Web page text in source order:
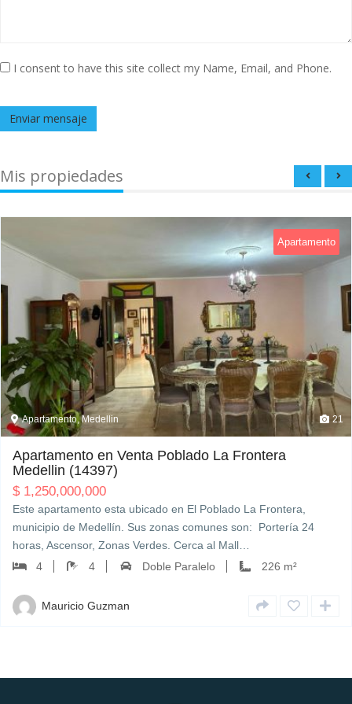
I consent to have this site collect my Name, Email, and Phone.
Enviar mensaje
Mis propiedades
Apartamento
Apartamento, Medellin 21
Apartamento en Venta Poblado La Frontera
Medellin (14397)
$ 1,250,000,000
Este apartamento esta ubicado en El Poblado La Frontera,
municipio de Medellín. Sus zonas comunes son: Portería 24
horas, Ascensor, Zonas Verdes. Cerca al Mall…
4
4 Doble Paralelo 226 m²
Mauricio Guzman